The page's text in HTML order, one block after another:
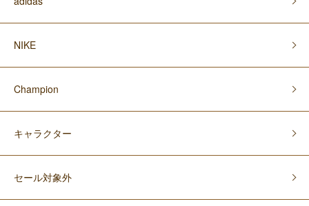
NIKE
Champion
キャラクター
セール対象外